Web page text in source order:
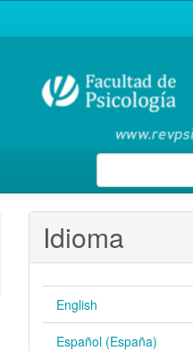
Idioma
English
Español (España)